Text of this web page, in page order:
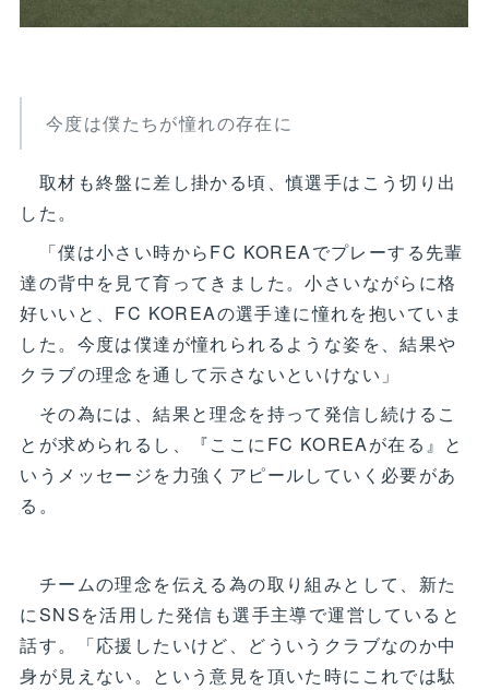
今度は僕たちが憧れの存在に
取材も終盤に差し掛かる頃、慎選手はこう切り出
した。
「僕は小さい時からFC KOREAでプレーする先輩
達の背中を見て育ってきました。小さいながらに格
好いいと、FC KOREAの選手達に憧れを抱いていま
した。今度は僕達が憧れられるような姿を、結果や
クラブの理念を通して示さないといけない」
その為には、結果と理念を持って発信し続けるこ
とが求められるし、『ここにFC KOREAが在る』と
いうメッセージを力強くアピールしていく必要があ
る。
チームの理念を伝える為の取り組みとして、新た
にSNSを活用した発信も選手主導で運営していると
話す。「応援したいけど、どういうクラブなのか中
身が見えない。という意見を頂いた時にこれでは駄